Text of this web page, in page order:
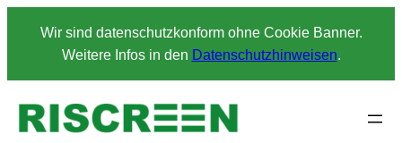
Wir sind datenschutzkonform ohne Cookie Banner.
Weitere Infos in den Datenschutzhinweisen.